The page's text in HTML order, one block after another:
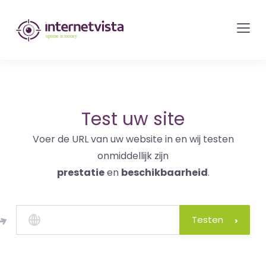
internetvista
monitoring
en
internetdiensten
Uptime
is
money
Test uw site
Voer de URL van uw website in en wij testen
onmiddellijk zijn
prestatieen beschikbaarheid.
Testen